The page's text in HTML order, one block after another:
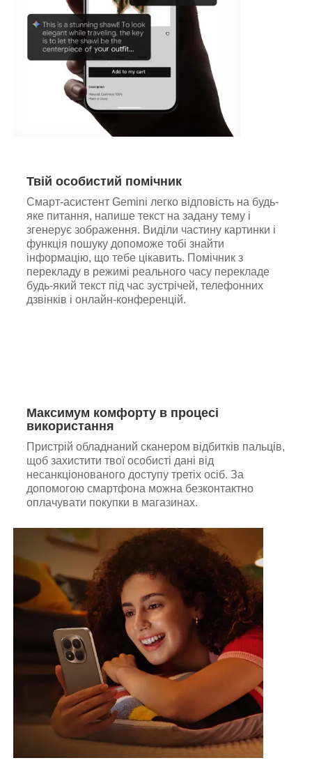
Твій особистий помічник
Смарт-асистент Gemini легко відповість на будь-
яке питання, напише текст на задану тему і
згенерує зображення. Виділи частину картинки і
функція пошуку допоможе тобі знайти
інформацію, що тебе цікавить. Помічник з
перекладу в режимі реального часу перекладе
будь-який текст під час зустрічей, телефонних
дзвінків і онлайн-конференцій.
Максимум комфорту в процесі
використання
Пристрій обладнаний сканером відбитків пальців,
щоб захистити твої особисті дані від
несанкціонованого доступу третіх осіб. За
допомогою смартфона можна безконтактно
оплачувати покупки в магазинах.